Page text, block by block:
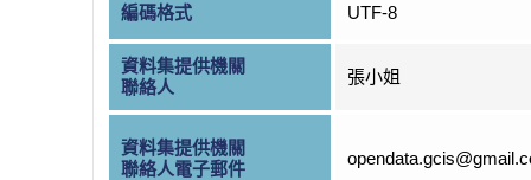
編碼格式 UTF-8
資料集提供機關
聯絡人
張小姐
資料集提供機關
聯絡人電子郵件